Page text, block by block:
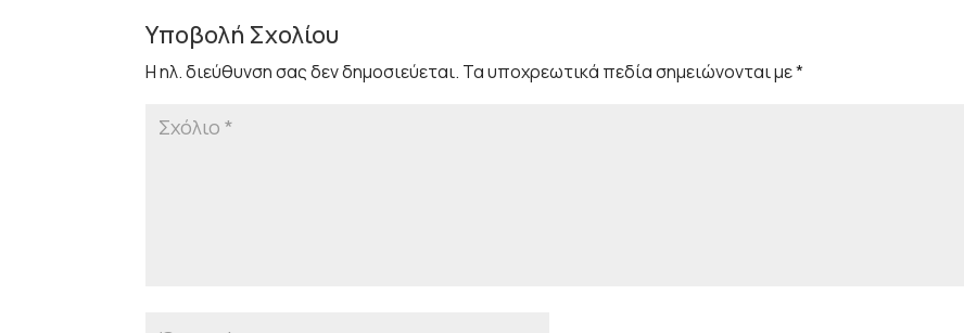
Υποβολή Σχολίου
Η ηλ. διεύθυνση σας δεν δημοσιεύεται. Τα υποχρεωτικά πεδία σημειώνονται με*